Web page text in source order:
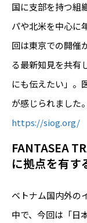
国に支部を持つ組
パや北米を中心に
回は東京での開催
る最新知見を共有
にも伝えたい」。
が感じられました。
https://siog.org/
FANTASEA
に拠点を有す
ベトナム国内外の
中で、今回は「日